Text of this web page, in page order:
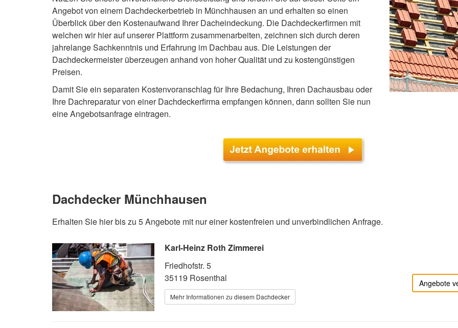
Angebot von einem Dachdeckerbetrieb in Münchhausen an und erhalten so einen
Überblick über den Kostenaufwand Ihrer Dacheindeckung. Die Dachdeckerfirmen mit
welchen wir hier auf unserer Plattform zusammenarbeiten, zeichnen sich durch deren
jahrelange Sachkenntnis und Erfahrung im Dachbau aus. Die Leistungen der
Dachdeckermeister überzeugen anhand von hoher Qualität und zu kostengünstigen
Preisen.
Damit Sie ein separaten Kostenvoranschlag für Ihre Bedachung, Ihren Dachausbau oder
Ihre Dachreparatur von einer Dachdeckerfirma empfangen können, dann sollten Sie nun
eine Angebotsanfrage eintragen.
Dachdecker Münchhausen
Erhalten Sie hier bis zu 5 Angebote mit nur einer kostenfreien und unverbindlichen Anfrage.
Karl-Heinz Roth Zimmerei
Friedhofstr. 5
35119 Rosenthal
Mehr Informationen zu diesem Dachdecker
Angebote